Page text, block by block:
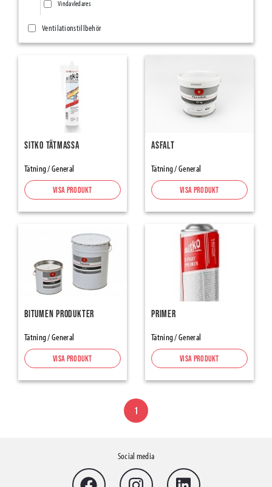
Vindavledares
Ventilationstillbehör
Övriga ventilationstillbehör
Ång- & Luftspärrar
Vindskydd
Tätningsband
SillSealing PE-Foam & Bitumen
Element Joint Sealing
Foam Tapes and Damber Bands
Expanderande Tejp
Tätningstejper för Ångspärr & Vindskydd
Fönster-/dörrtejp
Maskeringstejp
Packtejp
Sitko Tätmassa
Tätning / General
Visa produkt
Asfalt
Tätning / General
Visa produkt
Bitumen produkter
Tätning / General
Visa produkt
Primer
Tätning / General
Visa produkt
1
Social media